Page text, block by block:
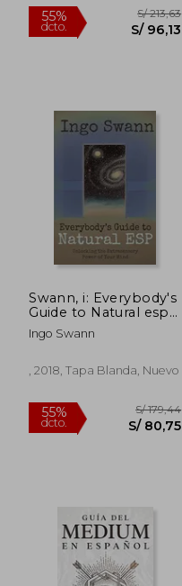
20%
dcto. S/
y a Abrir tu Tercer
Ojo!
Swann, i: Everybody's
Guide to Natural esp
(en Inglés)
Ingo Swann
, 2018, Tapa Blanda, Nuevo